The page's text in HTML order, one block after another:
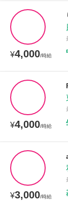
¥4,000/時給
¥4,000/時給
¥3,000/時給
年齢：18-101歳
性別